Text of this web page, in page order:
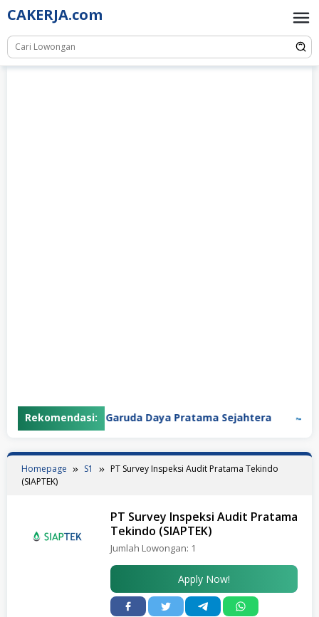
Skip
to
content
CAKERJA.com
Rekomendasi:PT Garuda Daya Pratama Sejahtera PT
Homepage S1
PT Survey Inspeksi Audit Pratama Tekindo
(SIAPTEK)
PT Survey Inspeksi Audit Pratama
Tekindo (SIAPTEK)
Jumlah Lowongan: 1
Apply Now!